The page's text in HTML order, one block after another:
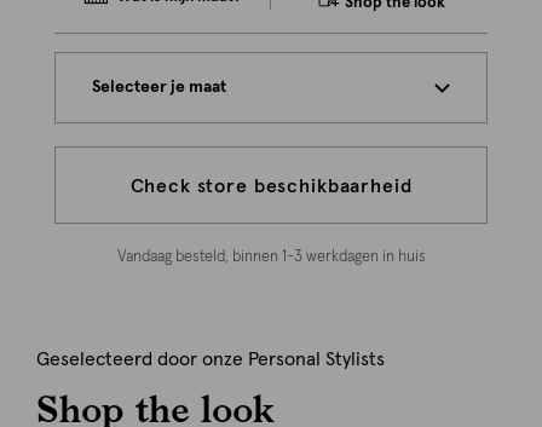
Shop the look
Selecteer je maat
Check store beschikbaarheid
Vandaag besteld, binnen 1-3 werkdagen in huis
Geselecteerd door onze Personal Stylists
Shop the look